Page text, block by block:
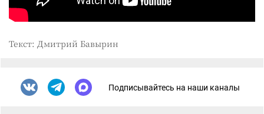
Текст: Дмитрий Бавырин
Подписывайтесь на наши каналы